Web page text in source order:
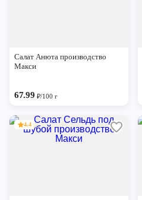
Салат Анюта производство
Макси
67.99₽/100 г
4.4